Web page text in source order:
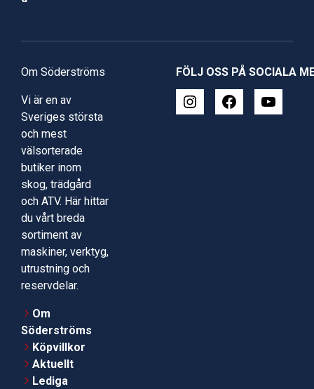
Om Söderströms
Vi är en av
Sveriges största
och mest
välsorterade
butiker inom
skog, trädgård
och ATV. Här hittar
du vårt breda
sortiment av
maskiner, verktyg,
utrustning och
reservdelar.
Om
Söderströms
Köpvillkor
Aktuellt
Lediga
FÖLJ OSS PÅ SOCIALA